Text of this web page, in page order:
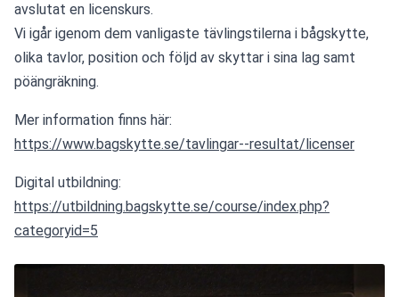
avslutat en licenskurs.
Vi igår igenom dem vanligaste tävlingstilerna i bågskytte,
olika tavlor, position och följd av skyttar i sina lag samt
pöängräkning.
Mer information finns här:
https://www.bagskytte.se/tavlingar--resultat/licenser
Digital utbildning:
https://utbildning.bagskytte.se/course/index.php?
categoryid=5